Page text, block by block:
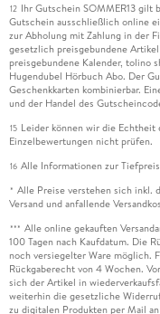
12 Ihr Gutschein SOMMER13 gilt
Gutschein ausschließlich online
zur Abholung mit Zahlung in der
gesetzlich preisgebundene
preisgebundene Kalender, tolino
Hugendubel Hörbuch Abo. Der
Geschenkkarten kombinierbar.
und der Handel des
15 Leider können wir die Echtheit
Einzelbewertungen nicht prüfen.
16 Alle Informationen zur
* Alle Preise verstehen sich inkl.
Versand und anfallende
*** Alle online gekauften
100 Tagen nach Kaufdatum. Die
noch versiegelter Ware möglich.
Rückgaberecht von 4 Wochen.
sich der Artikel in
weiterhin die gesetzliche
zu digitalen Produkten per Mail